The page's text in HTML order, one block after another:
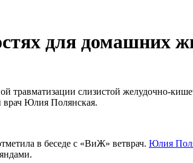
для домашних
травматизации слизистой желудочно-
врач Юлия Полянская.
в беседе с «ВиЖ» ветврач. Юлия